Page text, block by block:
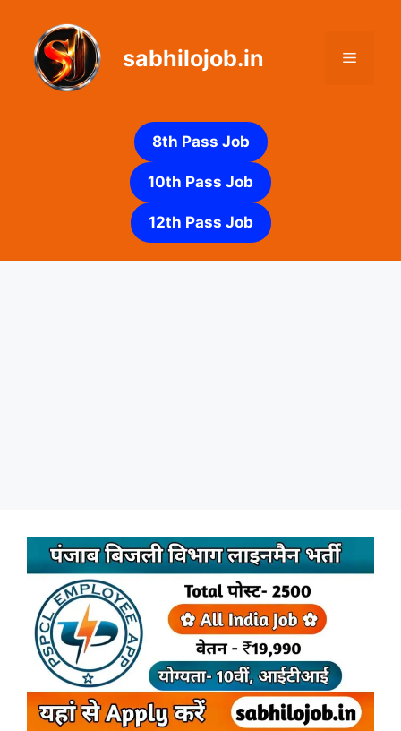
content
sabhilojob.in Menu
8th Pass Job
10th Pass Job
12th Pass Job